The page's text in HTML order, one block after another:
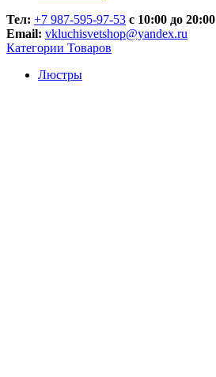
Тел: +7 987-595-97-53 с 10:00 до 20:00
Email: vkluchisvetshop@yandex.ru
Категории Товаров
Люстры